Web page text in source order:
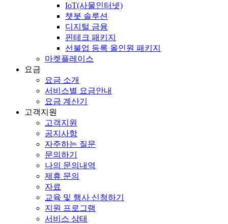
IoT(사물인터넷)
챗봇 솔루션
디지털 금융
핀테크 패키지
선불업 등록 올인원 패키지
마켓플레이스
요금
요금 소개
서비스별 요금안내
요금 계산기
고객지원
고객지원
공지사항
자주하는 질문
문의하기
나의 문의내역
제휴 문의
자료
교육 및 행사 신청하기
지원 프로그램
서비스 상태